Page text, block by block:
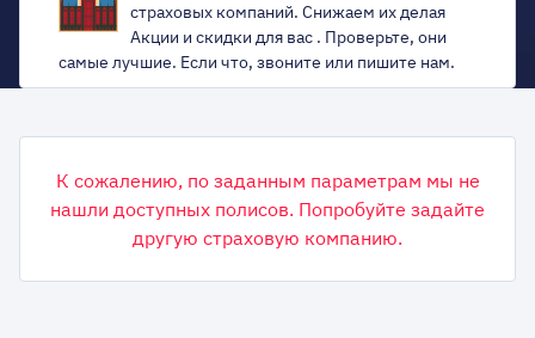
страховых компаний. Снижаем их делая
Акции и скидки для вас . Проверьте, они
самые лучшие. Если что, звоните или пишите нам.
К сожалению, по заданным параметрам мы не
нашли доступных полисов. Попробуйте задайте
другую страховую компанию.